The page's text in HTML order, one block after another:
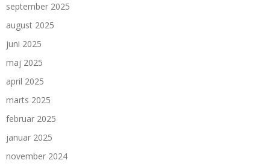
september 2025
august 2025
juni 2025
maj 2025
april 2025
marts 2025
februar 2025
januar 2025
november 2024